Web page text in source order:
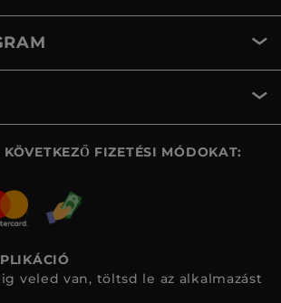
FIZETÉSI MÓDOKAT:
veled van, töltsd le az alkalmazást